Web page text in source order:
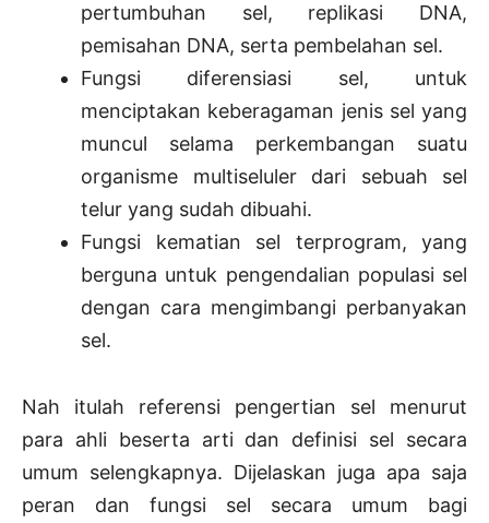
pertumbuhan sel, replikasi DNA,
pemisahan DNA, serta pembelahan sel.
Fungsi diferensiasi sel, untuk
menciptakan keberagaman jenis sel yang
muncul selama perkembangan suatu
organisme multiseluler dari sebuah sel
telur yang sudah dibuahi.
Fungsi kematian sel terprogram, yang
berguna untuk pengendalian populasi sel
dengan cara mengimbangi perbanyakan
sel.
Nah itulah referensi pengertian sel menurut
para ahli beserta arti dan definisi sel secara
umum selengkapnya. Dijelaskan juga apa saja
peran dan fungsi sel secara umum bagi